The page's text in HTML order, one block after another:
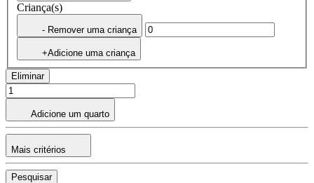
Criança(s)
- Remover uma criança
+Adicione uma criança
Eliminar
Adicione um quarto
Mais critérios
Pesquisar